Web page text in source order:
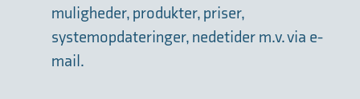
muligheder, produkter, priser,
systemopdateringer, nedetider m.v. via e-
mail.